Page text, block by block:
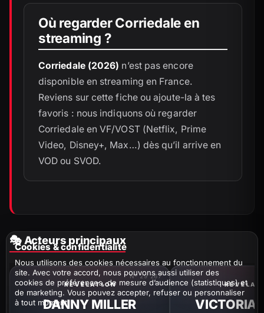
Où regarder Corriedale en
streaming ?
Corriedale (2026) n’est pas encore
disponible en streaming en France.
Reviens sur cette fiche ou ajoute-la à tes
favoris : nous indiquons où regarder
Corriedale en VF/VOST (Netflix, Prime
Video, Disney+, Max…) dès qu’il arrive en
VOD ou SVOD.
🎭 Acteurs principaux
Nº 29 267
RÉVÉLATION
DANNY MILLER VICTORIA
Cookies & confidentialité
Nous utilisons des cookies nécessaires au fonctionnement du
site. Avec votre accord, nous pouvons aussi utiliser des
cookies de préférences, de mesure d’audience (statistiques) et
de marketing. Vous pouvez accepter, refuser ou personnaliser
à tout moment.